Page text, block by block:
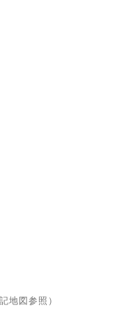
地図参照）